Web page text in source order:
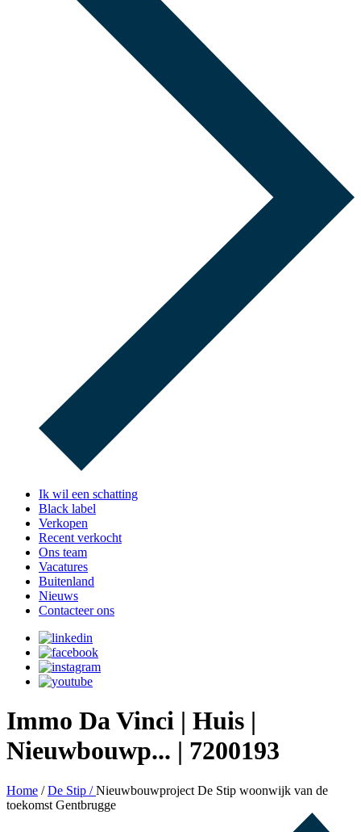
Ik wil een schatting
Black label
Verkopen
Recent verkocht
Ons team
Vacatures
Buitenland
Nieuws
Contacteer ons
Immo Da Vinci | Huis |
Nieuwbouwp... | 7200193
Home / De Stip /Nieuwbouwproject De Stip woonwijk van de
toekomst Gentbrugge